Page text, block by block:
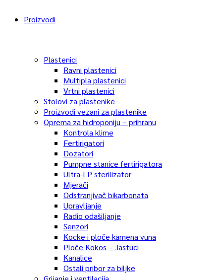
Proizvodi
Plastenici
Ravni plastenici
Multipla plastenici
Vrtni plastenici
Stolovi za plastenike
Proizvodi vezani za plastenike
Oprema za hidroponiju – prihranu
Kontrola klime
Fertirigatori
Dozatori
Pumpne stanice fertirigatora
Ultra-LP sterilizator
Mjerači
Odstranjivač bikarbonata
Upravljanje
Radio odašiljanje
Senzori
Kocke i ploče kamena vuna
Ploče Kokos – Jastuci
Kanalice
Ostali pribor za biljke